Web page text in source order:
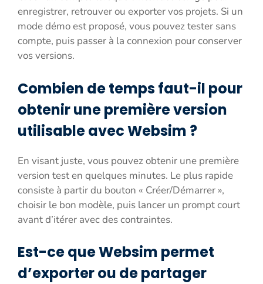
enregistrer, retrouver ou exporter vos projets. Si un
mode démo est proposé, vous pouvez tester sans
compte, puis passer à la connexion pour conserver
vos versions.
Combien de temps faut-il pour
obtenir une première version
utilisable avec Websim ?
En visant juste, vous pouvez obtenir une première
version test en quelques minutes. Le plus rapide
consiste à partir du bouton « Créer/Démarrer »,
choisir le bon modèle, puis lancer un prompt court
avant d’itérer avec des contraintes.
Est-ce que Websim permet
d’exporter ou de partager